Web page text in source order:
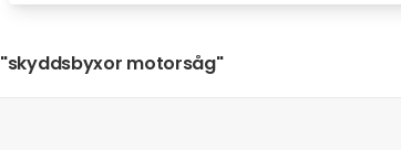
"skyddsbyxor motorsåg"